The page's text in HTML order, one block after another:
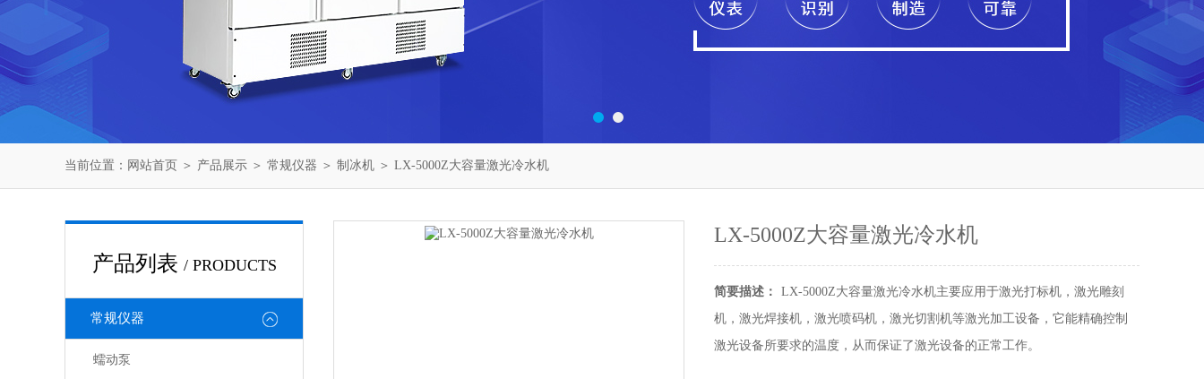
当前位置： 网站首页 ＞ 产品展示 ＞ 常规仪器 ＞ 制冰机 ＞ LX-5000Z大容量激光冷水机
产品列表 / PRODUCTS
常规仪器
蠕动泵
LX-5000Z大容量激光冷水机
简要描述：
LX-5000Z大容量激光冷水机主要应用于激光打标机，激光雕刻
机，激光焊接机，激光喷码机，激光切割机等激光加工设备，它能精确控制
激光设备所要求的温度，从而保证了激光设备的正常工作。